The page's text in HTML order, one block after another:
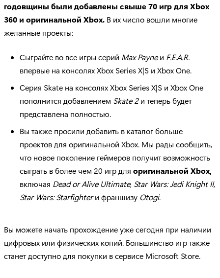
годовщины были добавлены свыше 70 игр для Xbox
360 и оригинальной Xbox. В их число вошли многие
желанные проекты:
Сыграйте во все игры серий Max Payneи F.E.A.R.
впервые на консолях Xbox Series X|S и Xbox One.
Серия Skate на консолях Xbox Series X|S и Xbox One
пополнится добавлением Skate 2и теперь будет
представлена полностью.
Вы также просили добавить в каталог больше
проектов для оригинальной Xbox. Мы рады сообщить,
что новое поколение геймеров получит возможность
сыграть в более чем 20 игр для оригинальной Xbox,
включая Dead or Alive Ultimate, Star Wars: Jedi Knight II,
Star Wars: Starfighterи франшизу Otogi.
Вы можете начать прохождение уже сегодня при наличии
цифровых или физических копий. Большинство игр также
станет доступно для покупки в сервисе Microsoft Store.